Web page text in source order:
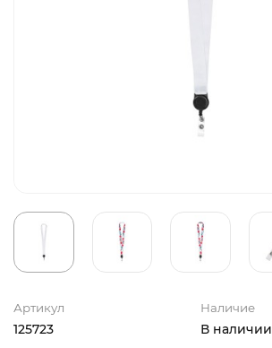
Артикул
125723
Наличие
В наличии